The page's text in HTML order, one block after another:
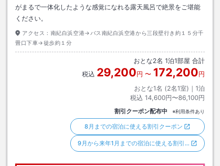
がまるで一体化したような感覚になれる露天風呂で絶景をご堪能
ください。
アクセス： 南紀白浜空港→バス南紀白浜空港から三段壁行き約１５分千
畳口下車→徒歩約１分
おとな2名 1泊1部屋 合計
税込 29,200円 〜 172,200円
おとな1名 (2名1室)｜ 1泊
税込 14,600円〜86,100円
割引クーポン配布中 ※利用条件あり
8月までの宿泊に使える割引クーポン
9月から来年1月までの宿泊に使える割引…